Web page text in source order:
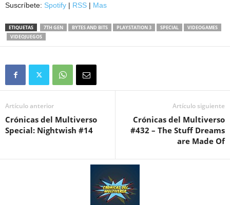
Suscríbete: Spotify | RSS | Mas
ETIQUETAS 7TH GEN BYTES AND BITS PLAYSTATION 3 SPECIAL
VIDEOGAMES
VIDEOJUEGOS
Artículo anterior
Crónicas del Multiverso
Special: Nightwish #14
Artículo siguiente
Crónicas del Multiverso
#432 – The Stuff Dreams
are Made Of